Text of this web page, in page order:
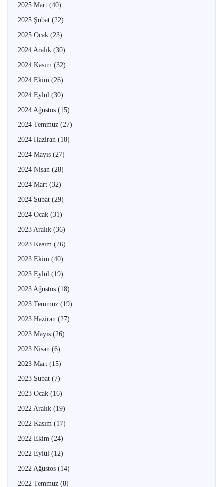
2025 Mart (40)
2025 Şubat (22)
2025 Ocak (23)
2024 Aralık (30)
2024 Kasım (32)
2024 Ekim (26)
2024 Eylül (30)
2024 Ağustos (15)
2024 Temmuz (27)
2024 Haziran (18)
2024 Mayıs (27)
2024 Nisan (28)
2024 Mart (32)
2024 Şubat (29)
2024 Ocak (31)
2023 Aralık (36)
2023 Kasım (26)
2023 Ekim (40)
2023 Eylül (19)
2023 Ağustos (18)
2023 Temmuz (19)
2023 Haziran (27)
2023 Mayıs (26)
2023 Nisan (6)
2023 Mart (15)
2023 Şubat (7)
2023 Ocak (16)
2022 Aralık (19)
2022 Kasım (17)
2022 Ekim (24)
2022 Eylül (12)
2022 Ağustos (14)
2022 Temmuz (8)